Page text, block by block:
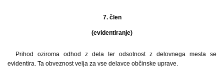
7. člen
(evidentiranje)
Prihod oziroma odhod z dela ter odsotnost z delovnega mesta se
evidentira. Ta obveznost velja za vse delavce občinske uprave.